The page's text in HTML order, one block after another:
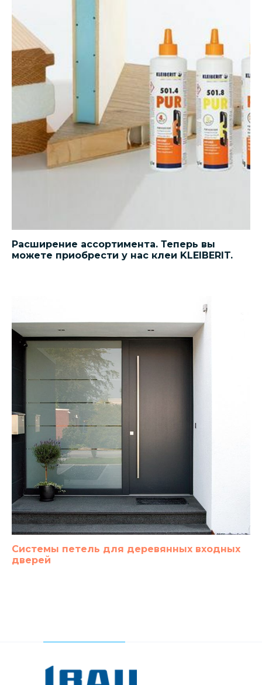
Расширение ассортимента. Теперь вы
можете приобрести у нас клеи KLEIBERIT.
Системы петель для деревянных входных
дверей